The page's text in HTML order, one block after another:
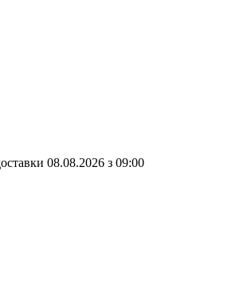
08.08.2026 з 09:00